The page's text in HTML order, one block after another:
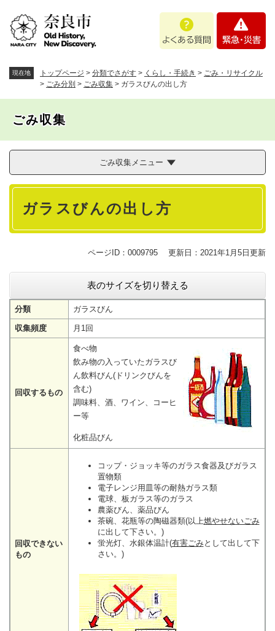
あ
問
・
現在地 トップページ > 分類でさがす > くらし・手続き > ごみ・リサイクル
> ごみ分別 > ごみ収集 > ガラスびんの出し方
ごみ収集
ごみ収集メニュー
本
ガラスびんの出し方
ページID：0009795 更新日：2021年1月5日更新
表のサイズを切り替える
分類 ガラスびん
収集頻度 月1回
回収するもの
食べ物
飲み物の入っていたガラスび
ん飲料びん(ドリンクびんを
含む)
調味料、酒、ワイン、コーヒ
ー等
化粧品びん
回収できない
もの
コップ・ジョッキ等のガラス食器及びガラス
置物類
電子レンジ用皿等の耐熱ガラス類
電球、板ガラス等のガラス
農薬びん、薬品びん
茶碗、花瓶等の陶磁器類(以上燃やせないごみ
に出して下さい。)
蛍光灯、水銀体温計(有害ごみとして出して下
さい。)